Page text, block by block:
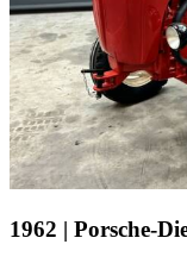
1962 | Porsche-